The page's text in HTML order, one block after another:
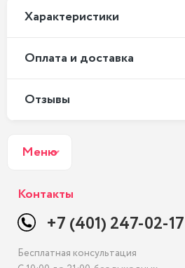
Xарактеристики
Оплата и доставка
Отзывы
Меню
Контакты
+7 (401) 247-02-17
Бесплатная консультация